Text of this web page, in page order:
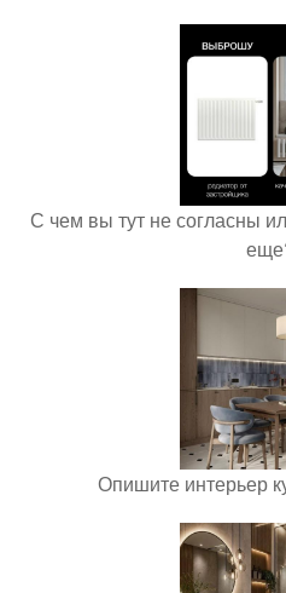
С чем вы тут не согласны
Опишите интерьер